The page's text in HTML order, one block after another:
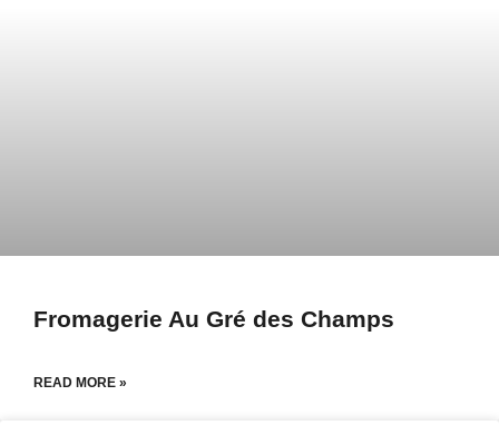
Fromagerie Au Gré des Champs
READ MORE »